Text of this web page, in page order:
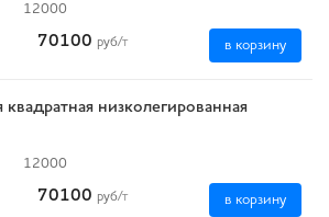
12000
70100 руб/т в корзину
квадратная низколегированная
12000
70100 руб/т в корзину